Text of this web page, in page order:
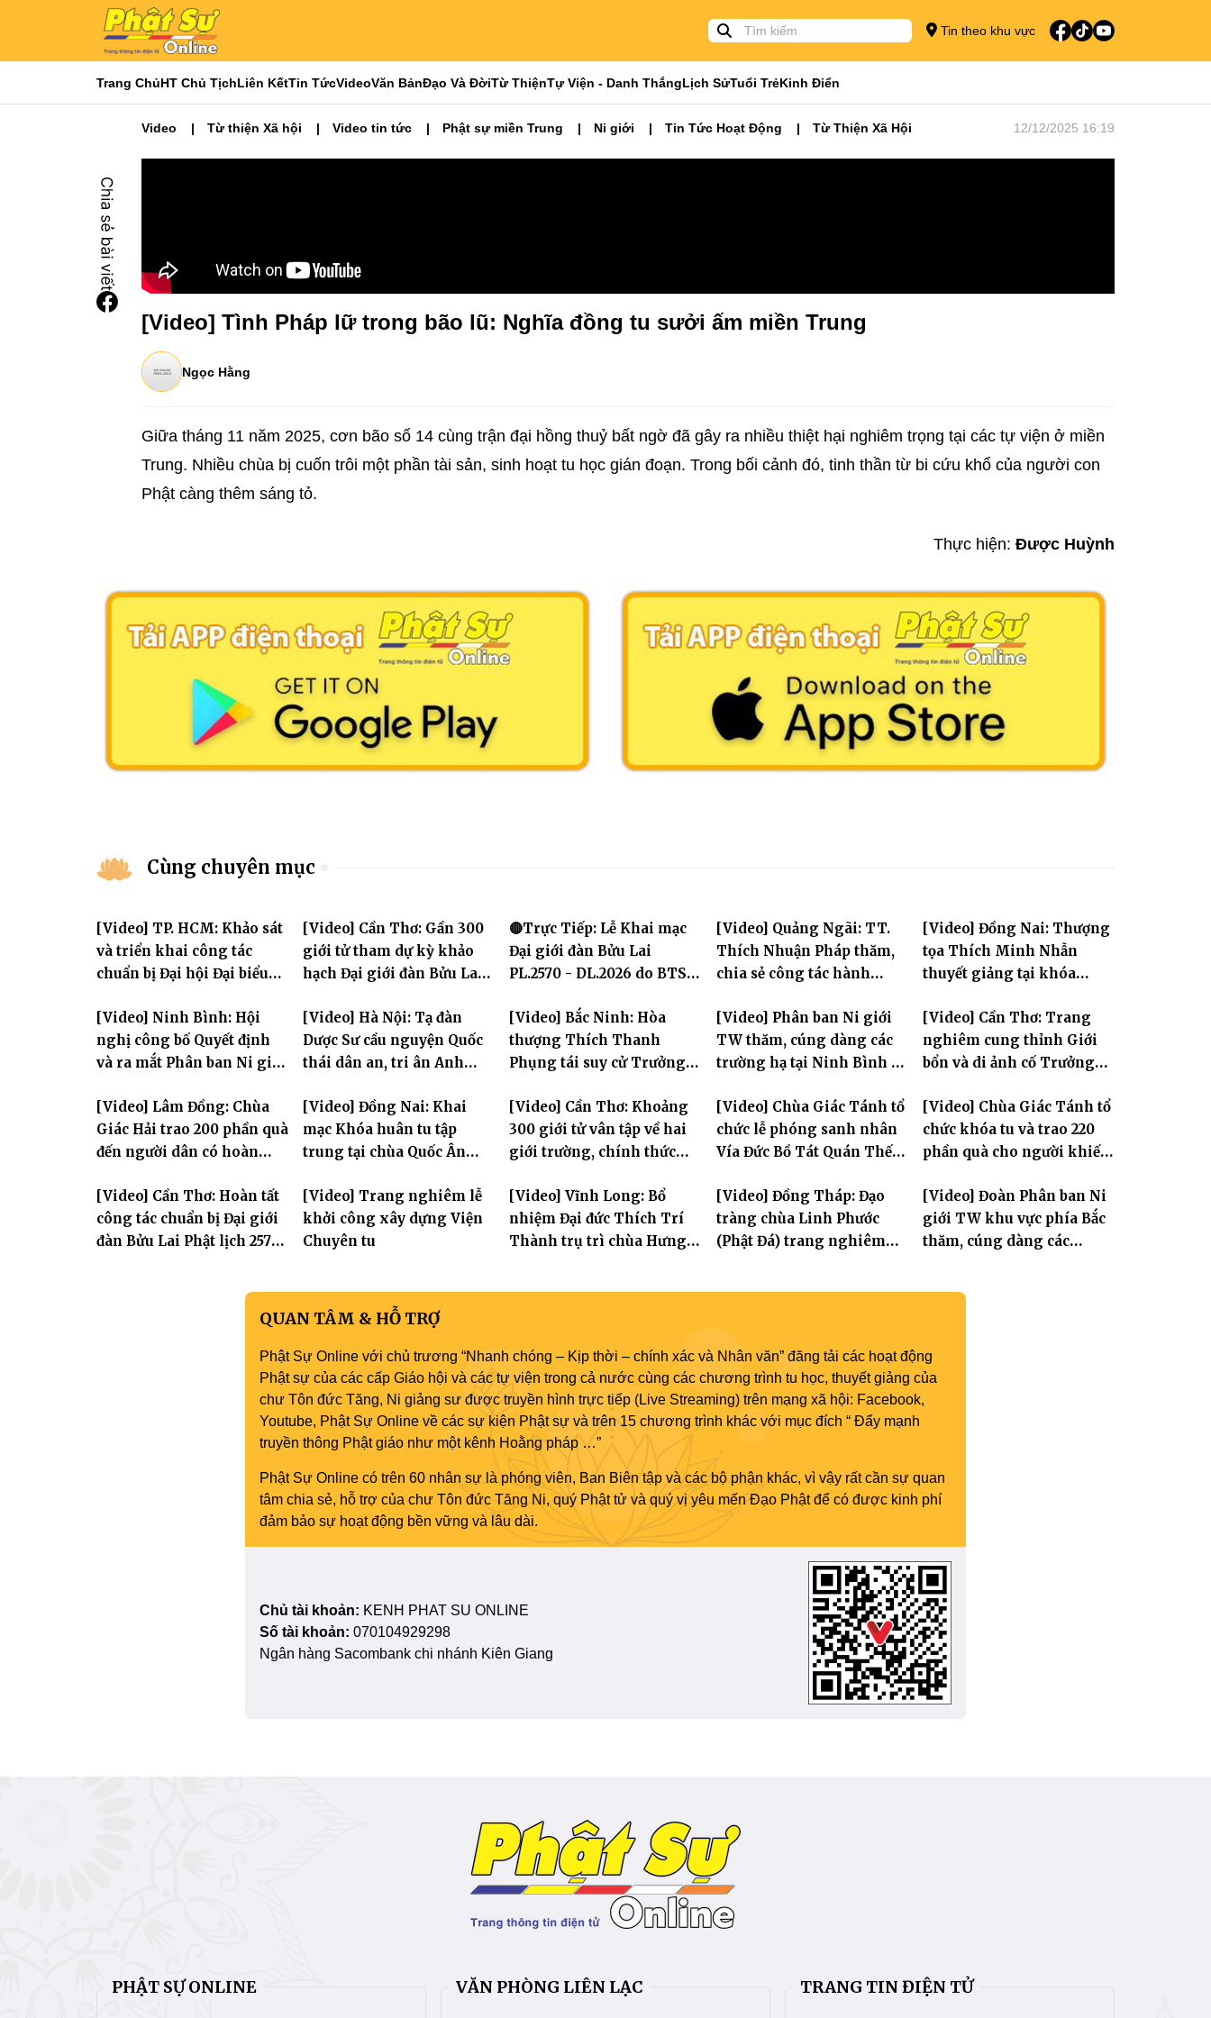
Tin theo khu vực
Trang ChủHT Chủ TịchLiên KếtTin TứcVideoVăn BảnĐạo Và ĐờiTừ ThiệnTự Viện - Danh ThắngLịch SửTuổi TrẻKinh Điển
Video Từ thiện Xã hội Video tin tức Phật sự miền Trung Ni giới Tin Tức Hoạt Động Từ Thiện Xã Hội 12/12/2025 16:19
[Video] Tình Pháp lữ trong bão lũ: Nghĩa đồng tu sưởi ấm miền Trung
Ngọc Hằng
Giữa tháng 11 năm 2025, cơn bão số 14 cùng trận đại hồng thuỷ bất ngờ đã gây ra nhiều thiệt hại nghiêm trọng tại các tự viện ở miền
Trung. Nhiều chùa bị cuốn trôi một phần tài sản, sinh hoạt tu học gián đoạn. Trong bối cảnh đó, tinh thần từ bi cứu khổ của người con
Phật càng thêm sáng tỏ.
Thực hiện: Được Huỳnh
Cùng chuyên mục
[Video] TP. HCM: Khảo sát
và triển khai công tác
chuẩn bị Đại hội Đại biểu
thứ X, nhiệm kỳ 2026-2031
[Video] Cần Thơ: Gần 300
giới tử tham dự kỳ khảo
hạch Đại giới đàn Bửu Lai
🔴Trực Tiếp: Lễ Khai mạc
Đại giới đàn Bửu Lai
PL.2570 - DL.2026 do BTS
chức
[Video] Quảng Ngãi: TT.
Thích Nhuận Pháp thăm,
chia sẻ công tác hành
chư hành giả Ni
[Video] Đồng Nai: Thượng
tọa Thích Minh Nhẫn
thuyết giảng tại khóa
[Video] Ninh Bình: Hội
nghị công bố Quyết định
và ra mắt Phân ban Ni giới
[Video] Hà Nội: Tạ đàn
Dược Sư cầu nguyện Quốc
thái dân an, tri ân Anh
[Video] Bắc Ninh: Hòa
thượng Thích Thanh
Phụng tái suy cử Trưởng
[Video] Phân ban Ni giới
TW thăm, cúng dàng các
trường hạ tại Ninh Bình và
thần hộ trì Tam bảo
[Video] Cần Thơ: Trang
nghiêm cung thỉnh Giới
bổn và di ảnh cố Trưởng
Tôn hiệu Đại giới đàn – về
hai giới trường
[Video] Lâm Đồng: Chùa
Giác Hải trao 200 phần quà
đến người dân có hoàn
Dương
[Video] Đồng Nai: Khai
mạc Khóa huân tu tập
trung tại chùa Quốc Ân
[Video] Cần Thơ: Khoảng
300 giới tử vân tập về hai
giới trường, chính thức
đàn Bửu Lai PL.2570
[Video] Chùa Giác Tánh tổ
chức lễ phóng sanh nhân
Vía Đức Bồ Tát Quán Thế
[Video] Chùa Giác Tánh tổ
chức khóa tu và trao 220
phần quà cho người khiếm
[Video] Cần Thơ: Hoàn tất
công tác chuẩn bị Đại giới
đàn Bửu Lai Phật lịch 2570,
[Video] Trang nghiêm lễ
khởi công xây dựng Viện
Chuyên tu
[Video] Vĩnh Long: Bổ
nhiệm Đại đức Thích Trí
Thành trụ trì chùa Hưng
[Video] Đồng Tháp: Đạo
tràng chùa Linh Phước
(Phật Đá) trang nghiêm
[Video] Đoàn Phân ban Ni
giới TW khu vực phía Bắc
thăm, cúng dàng các
QUAN TÂM & HỖ TRỢ
Phật Sự Online với chủ trương “Nhanh chóng – Kịp thời – chính xác và Nhân văn” đăng tải các hoạt động
Phật sự của các cấp Giáo hội và các tự viện trong cả nước cùng các chương trình tu học, thuyết giảng của
chư Tôn đức Tăng, Ni giảng sư được truyền hình trực tiếp (Live Streaming) trên mạng xã hội: Facebook,
Youtube, Phật Sự Online về các sự kiện Phật sự và trên 15 chương trình khác với mục đích “ Đẩy mạnh
truyền thông Phật giáo như một kênh Hoằng pháp …”
Phật Sự Online có trên 60 nhân sự là phóng viên, Ban Biên tập và các bộ phận khác, vì vậy rất cần sự quan
tâm chia sẻ, hỗ trợ của chư Tôn đức Tăng Ni, quý Phật tử và quý vị yêu mến Đạo Phật để có được kinh phí
đảm bảo sự hoạt động bền vững và lâu dài.
Chủ tài khoản: KENH PHAT SU ONLINE
Số tài khoản: 070104929298
Ngân hàng Sacombank chi nhánh Kiên Giang
PHẬT SỰ ONLINE VĂN PHÒNG LIÊN LẠC TRANG TIN ĐIỆN TỬ